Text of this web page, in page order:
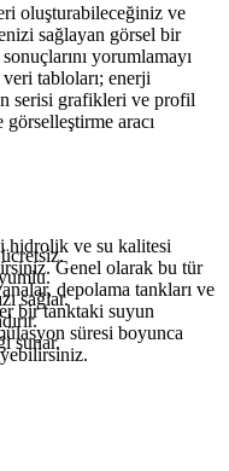
oluşturabileceğiniz ve
sağlayan görsel bir
yorumlamayı
tabloları; enerji
serisi grafikleri ve profil
aracı
hidrolik ve su kalitesi
Genel olarak bu tür
depolama tankları ve
bir tanktaki suyun
süresi boyunca
sağlar.
sunar.